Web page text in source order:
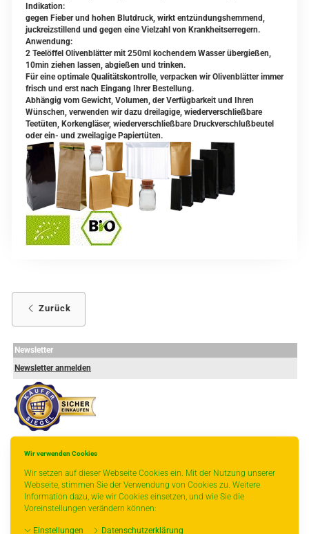
Wir verwenden Cookies
Wir setzen auf dieser Webseite Cookies ein. Mit der Nutzung unserer
Webseite, stimmen Sie der Verwendung von Cookies zu. Weitere
Information dazu, wie wir Cookies einsetzen, und wie Sie die
Voreinstellungen verändern können:
Einstellungen Datenschutzerklärung
Indikation:
gegen Fieber und hohen Blutdruck, wirkt entzündungshemmend,
juckreizstillend und gegen eine Vielzahl von Krankheitserregern.
Anwendung:
2 Teelöffel Olivenblätter mit 250ml kochendem Wasser übergießen,
10min ziehen lassen, abgießen und trinken.
Für eine optimale Qualitätskontrolle, verpacken wir Olivenblätter immer
frisch und erst nach Eingang Ihrer Bestellung.
Abhängig vom Gewicht, Volumen, der Verfügbarkeit und Ihren
Wünschen, verwenden wir dazu dreilagige, wiederverschließbare
Teetüten, Korkengläser, wiederverschließbare Druckverschlußbeutel
oder ein- und zweilagige Papiertüten.
Zurück
Newsletter
Newsletter anmelden
- ----------------
* gilt für Lieferungen innerhalb Deutschlands, Lieferzeiten für andere Länder